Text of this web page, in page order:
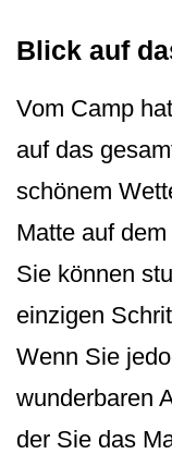
Blick auf
Vom Camp
auf das
schönem
Matte auf
Sie können
einzigen
Wenn Sie
wunderbaren
der Sie das